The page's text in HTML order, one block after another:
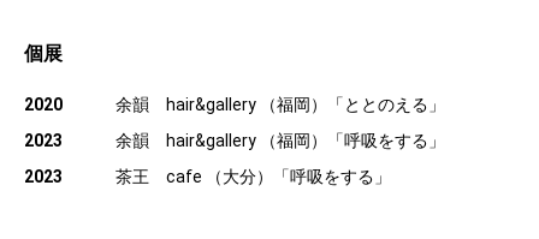
個展
2020
余韻 hair&gallery （福岡）「ととのえる」
2023
余韻 hair&gallery （福岡）「呼吸をする」
2023
茶王 cafe （大分）「呼吸をする」